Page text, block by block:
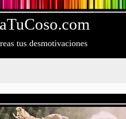
TuCoso.com
tus desmotivaciones